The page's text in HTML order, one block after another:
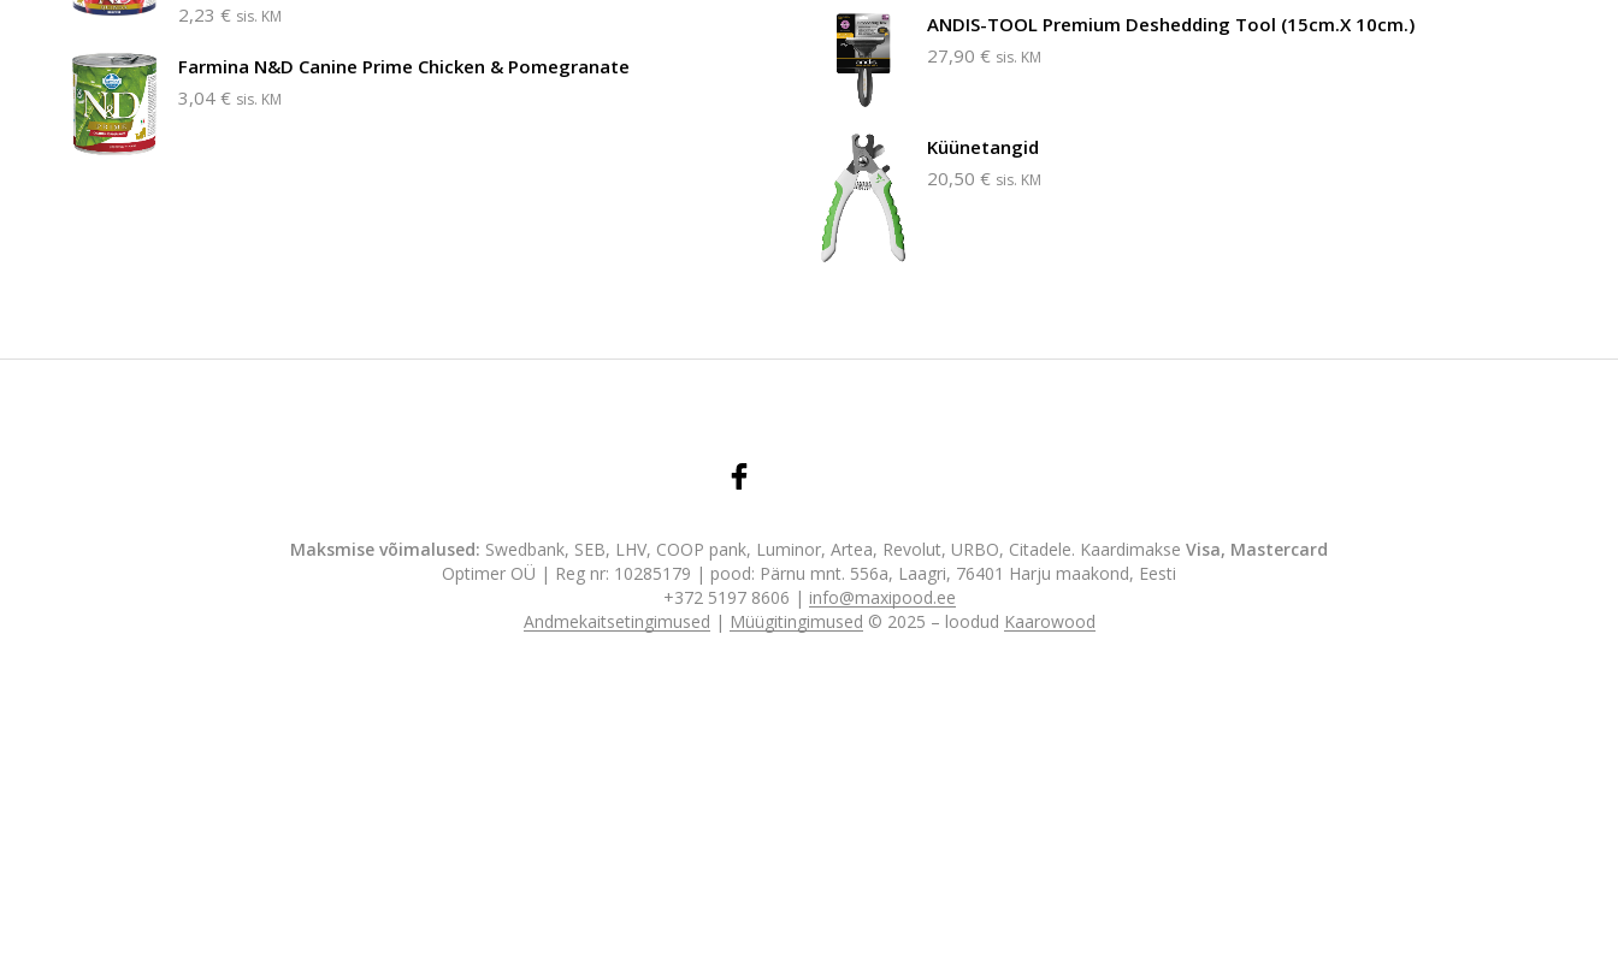
2,23 € sis. KM
Farmina N&D Canine Prime Chicken & Pomegranate
3,04 € sis. KM
ANDIS-TOOL Premium Deshedding Tool (15cm.x 10cm.)
27,90 € sis. KM
Küünetangid
20,50 € sis. KM
Maksmise võimalused: Swedbank, SEB, LHV, COOP pank, Luminor, Artea, Revolut, URBO, Citadele. Kaardimakse Visa, Mastercard
Optimer OÜ | Reg nr: 10285179 | pood: Pärnu mnt. 556a, Laagri, 76401 Harju maakond, Eesti
+372 5197 8606 | info@maxipood.ee
Andmekaitsetingimused | Müügitingimused © 2025 – loodud Kaarowood